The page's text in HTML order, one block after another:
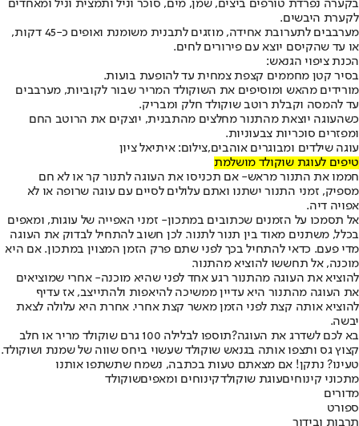
בקערה נפרדת טורפים ביצים, שמן, מים, סוכר וניל ותמצית וניל ומאחדים
לקערת היבשים.
מערבבים לתערובת אחידה, מוזגים לתבנית משומנת ואופים כ-45 דקות,
או עד שהקיסם יוצא עם פירורים לחים.
הכנת ציפוי הגנאש:
בסיר קטן מחממים קצפת צמחית עד להופעת בועות.
מורידים מהאש ומוסיפים את השוקולד המריר שבור לקוביות, מערבבים
עד להמסה וקבלת רוטב שוקולד חלק ומבריק.
כשהעוגה יוצאת מהתנור מחלצים מהתבנית, יוצקים את הרוטב החם
ומפזרים סוכריות צבעוניות.
עוגה שילדים ומבוגרים אוהבים,צילום: איתיאל ציון
טיפים לעוגת שוקולד מושלמת
חממו את התנור מראש- אם תכניסו את העוגה לתנור קר או לא חם
מספיק, זמני התנור ישתנו ואתם עלולים לסיים עם עוגה שרופה או לא
אפויה דיה.
אל תסמכו על הזמנים שכתובים במתכון- זמני האפייה של עוגות, ומאפים
בכלל, משתנים מאוד בין תנור לתנור. לכן חשוב להתחיל לבדוק את העוגה
מדי פעם. כדאי להתחיל בכך לפני שתם פרק הזמן המצוין במתכון. אם היא
מוכנה, אל תחששו להוציא מהתנור.
להוציא את העוגה מהתנור רגע אחד לפני שהיא מוכנה- אחרי שמוציאים
את העוגה מהתנור היא עדיין ממשיכה להיאפות ולהתייצב, אז עדיף
להוציא אותה קצת לפני הזמן מאשר קצת אחרי. אחרת היא עלולה לצאת
יבשה.
בא לכם לשדרג את העוגה?
תוספו לבלילה 100 גרם שוקולד מריר או חלב
קצוץ גס ותצפו אותה בגנאש שוקולד שעשוי ביחס שווה של שמנת ושוקולד.
טעינו? נתקן! אם מצאתם טעות בכתבה, נשמח שתשתפו אותנו
מתכוני קינוחיםעוגת שוקולדקינוחים ומאפיםשוקולד
מדורים
ספורט
תרבות ובידור